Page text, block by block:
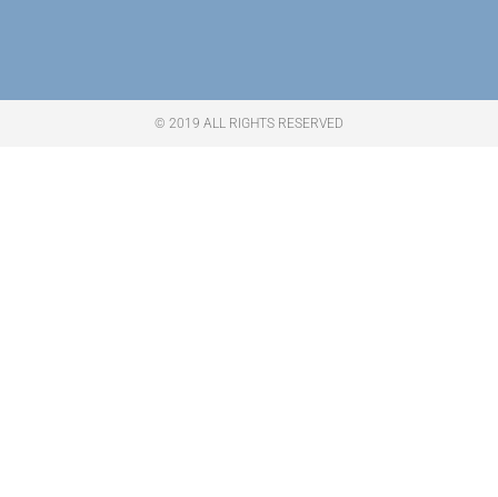
© 2019 ALL RIGHTS RESERVED​